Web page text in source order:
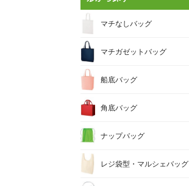
マチなしバッグ
マチガゼットバッグ
船底バッグ
角底バッグ
ナップバッグ
レジ袋型・マルシェバッグ